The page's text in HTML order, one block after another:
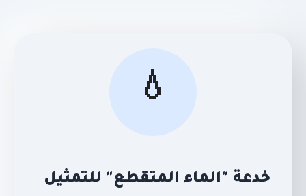
💧
خدعة "الماء المتقطع" للتمثيل